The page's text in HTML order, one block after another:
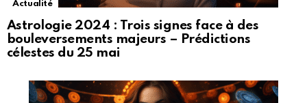
Actualité
Astrologie 2024 : Trois signes face à des
bouleversements majeurs – Prédictions
célestes du 25 mai